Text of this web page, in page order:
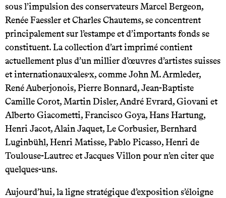
sous l’impulsion des conservateurs Marcel Bergeon,
Renée Faessler et Charles Chautems, se concentrent
principalement sur l’estampe et d’importants fonds se
constituent. La collection d’art imprimé contient
actuellement plus d’un millier d’œuvres d’artistes suisses
et internationaux·ales·x, comme John M. Armleder,
René Auberjonois, Pierre Bonnard, Jean-Baptiste
Camille Corot, Martin Disler, André Evrard, Giovani et
Alberto Giacometti, Francisco Goya, Hans Hartung,
Henri Jacot, Alain Jaquet, Le Corbusier, Bernhard
Luginbühl, Henri Matisse, Pablo Picasso, Henri de
Toulouse-Lautrec et Jacques Villon pour n’en citer que
quelques-uns.
Aujourd’hui, la ligne stratégique d’exposition s’éloigne